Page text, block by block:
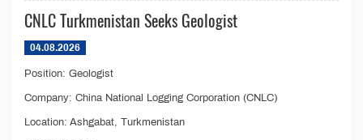
CNLC Turkmenistan Seeks Geologist
04.08.2026
Position: Geologist
Company: China National Logging Corporation (CNLC)
Location: Ashgabat, Turkmenistan